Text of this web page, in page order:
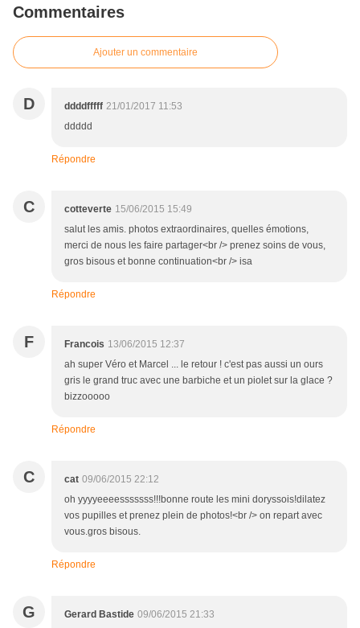
Commentaires
Ajouter un commentaire
D ddddfffff 21/01/2017 11:53
ddddd
Répondre
C cotteverte 15/06/2015 15:49
salut les amis. photos extraordinaires, quelles émotions,
merci de nous les faire partager<br /> prenez soins de vous,
gros bisous et bonne continuation<br /> isa
Répondre
F Francois 13/06/2015 12:37
ah super Véro et Marcel ... le retour ! c'est pas aussi un ours
gris le grand truc avec une barbiche et un piolet sur la glace ?
bizzooooo
Répondre
C cat 09/06/2015 22:12
oh yyyyeeeesssssss!!!bonne route les mini doryssois!dilatez
vos pupilles et prenez plein de photos!<br /> on repart avec
vous.gros bisous.
Répondre
G Gerard Bastide 09/06/2015 21:33